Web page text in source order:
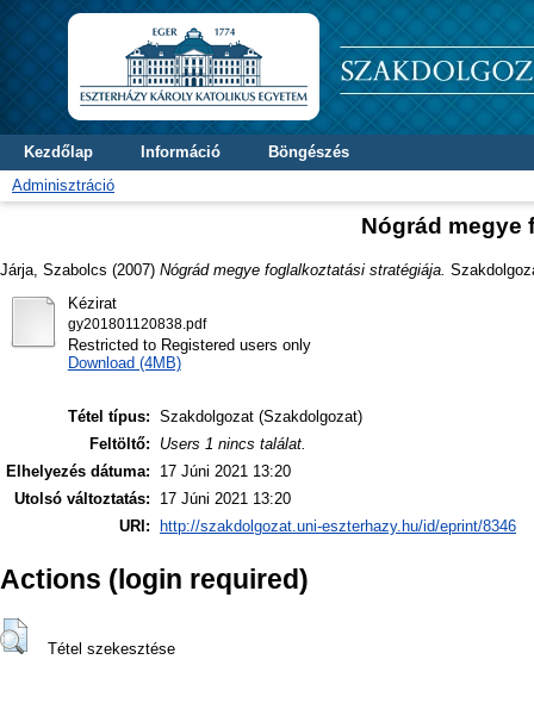
Kezdőlap Információ
Böngészés
Adminisztráció
Nógrád megye
Járja, Szabolcs (2007) Nógrád megye foglalkoztatási stratégiája.
Kézirat
gy201801120838.pdf
Restricted to Registered users only
Download (4MB)
Tétel típus: Szakdolgozat (Szakdolgozat)
Feltöltő:
Users 1 nincs találat.
Elhelyezés dátuma:
17 Júni 2021 13:20
Utolsó változtatás:
17 Júni 2021 13:20
URI:
http://szakdolgozat.uni-eszterhazy.hu/id/eprint/8346
Actions (login required)
Tétel szekesztése